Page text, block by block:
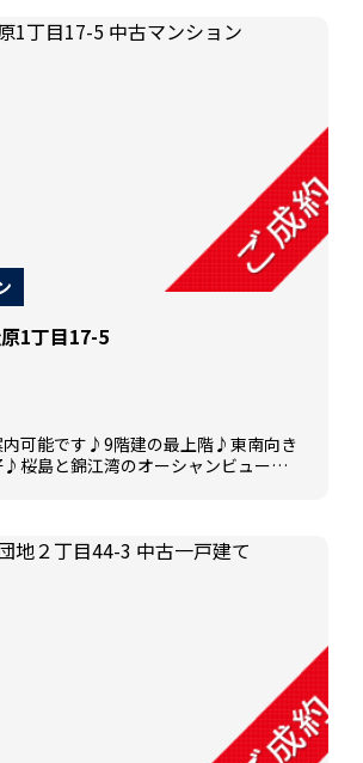
1丁目17-5
内可能です♪9階建の最上階♪東南向き
♪桜島と錦江湾のオーシャンビュー♪